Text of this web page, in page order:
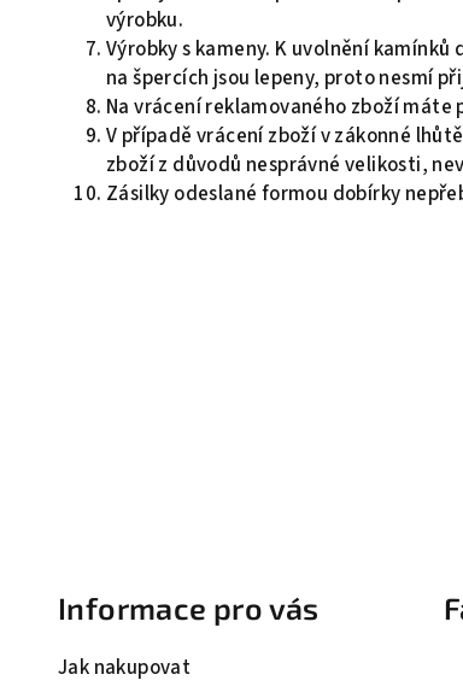
výrobku.
Výrobky s kameny. K uvolnění
na špercích jsou lepeny, proto nesmí
Na vrácení reklamovaného zboží
V případě vrácení zboží v zákonné
zboží z důvodů nesprávné velikosti,
Zásilky odeslané formou dobírky
Informace pro vás
Jak nakupovat